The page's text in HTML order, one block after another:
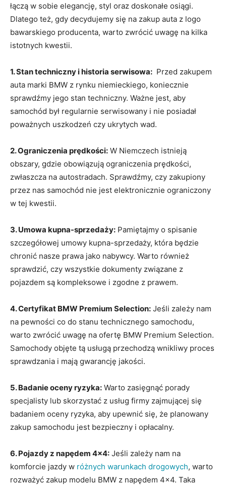
łączą w sobie elegancję, styl oraz doskonałe osiągi.
Dlatego też,‍ gdy decydujemy się na zakup auta z logo
bawarskiego producenta, warto zwrócić uwagę na kilka
istotnych kwestii.
1. Stan techniczny i historia serwisowa: ⁢ Przed zakupem
auta marki⁤ BMW z rynku⁣ niemieckiego, koniecznie
sprawdźmy jego stan ​techniczny. Ważne jest, aby
samochód był regularnie serwisowany i⁢ nie posiadał ​
poważnych uszkodzeń czy ukrytych wad.
2. ‌Ograniczenia prędkości: W Niemczech ⁤istnieją
obszary, ⁤gdzie obowiązują ograniczenia prędkości,
zwłaszcza na autostradach.⁣ Sprawdźmy, czy zakupiony
przez nas samochód ‍nie jest elektronicznie ograniczony
w tej kwestii.
3. Umowa kupna-sprzedaży: Pamiętajmy o spisanie
szczegółowej⁣ umowy kupna-sprzedaży, która ‌będzie‍
chronić ‍nasze prawa jako nabywcy. Warto również
⁤sprawdzić, czy wszystkie dokumenty związane z
pojazdem są ‍kompleksowe i zgodne z prawem.
4. Certyfikat BMW Premium ⁤Selection: Jeśli ⁣zależy nam
na pewności co ​do stanu technicznego samochodu,
warto⁤ zwrócić uwagę na ofertę BMW Premium Selection.
Samochody objęte tą usługą przechodzą⁣ wnikliwy proces
sprawdzania i mają gwarancję jakości.
5. Badanie oceny ryzyka: Warto‌ zasięgnąć porady
specjalisty‌ lub skorzystać z usług firmy zajmującej się
badaniem oceny ‌ryzyka, aby upewnić się, że planowany
zakup samochodu‍ jest bezpieczny i opłacalny.
6. Pojazdy z napędem 4×4: Jeśli ⁤zależy ⁣nam na
komforcie jazdy w różnych warunkach drogowych, warto
rozważyć zakup modelu BMW z napędem 4×4. Taka